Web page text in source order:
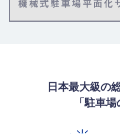
日本最大級の
「駐車